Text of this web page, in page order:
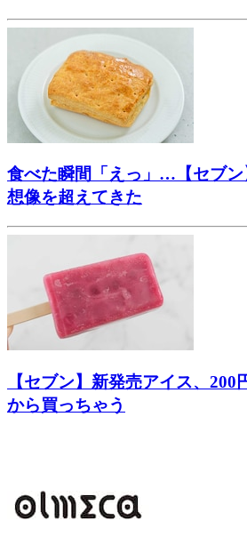
食べた瞬間「えっ」…【セブン
想像を超えてきた
【セブン】新発売アイス、
から買っちゃう